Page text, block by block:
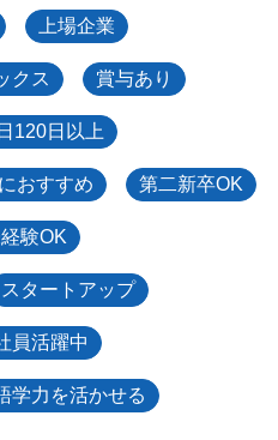
上場企業
クス 賞与あり
120日以上
おすすめ 第二新卒OK
験OK
スタートアップ
員活躍中
学力を活かせる